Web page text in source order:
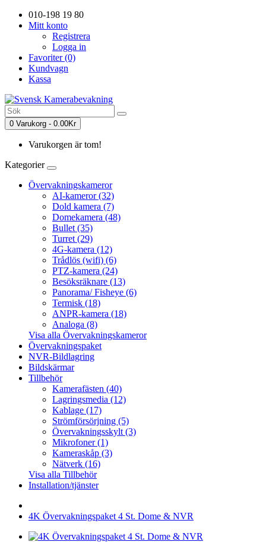
010-198 19 80
Mitt konto
Registrera
Logga in
Favoriter (0)
Kundvagn
Kassa
0 Varukorg - 0.00Kr
Varukorgen är tom!
Kategorier
Övervakningskameror
AI-kameror (32)
Dold kamera (7)
Domekamera (48)
Bullet (35)
Turret (29)
4G-kamera (12)
Trådlös (wifi) (6)
PTZ-kamera (24)
Besöksräknare (13)
Panorama/ Fisheye (6)
Termisk (18)
ANPR-kamera (18)
Analoga (8)
Visa alla Övervakningskameror
Övervakningspaket
NVR-Bildlagring
Bildskärmar
Tillbehör
Kamerafästen (40)
Lagringsmedia (12)
Kablage (17)
Strömförsörjning (5)
Övervakningsskylt (3)
Mikrofoner (1)
Kameraskåp (3)
Nätverk (16)
Visa alla Tillbehör
Installation/tjänster
4K Övervakningspaket 4 St. Dome & NVR